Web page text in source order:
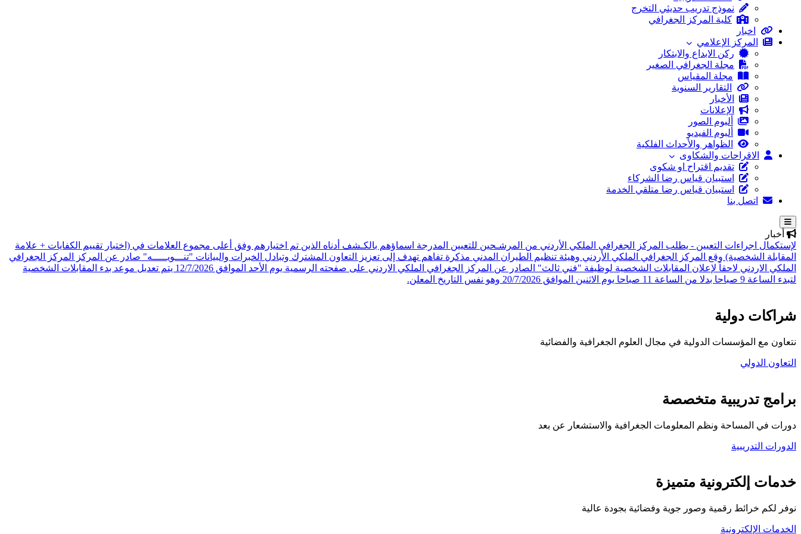
نموذج تدريب حديثي التخرج
كلية المركز الجغرافي
اخبار
المركز الإعلامي
ركن الابداع والابتكار
مجلة الجغرافي الصغير
مجلة المقياس
التقارير السنوية
الأخبار
الإعلانات
ألبوم الصور
ألبوم الفيديو
الظواهر والأحداث الفلكية
الاقراحات والشكاوى
تقديم اقتراح او شكوى
استبيان قياس رضا الشركاء
استبيان قياس رضا متلقي الخدمة
اتصل بنا
أخبار
لإستكمال اجراءات التعيين - يطلب المركز الجغرافي الملكي الأردني من المرشـحين للتعيين المدرجة اسماؤهم بالكـشف أدناه الذين تم اختيارهم وفق أعلى مجموع العلامات في (اختبار تقييم الكفايات + علامة
المقابلة الشخصية) وقع المركز الجغرافي الملكي الأردني وهيئة تنظيم الطيران المدني مذكرة تفاهم تهدف إلى تعزيز التعاون المشترك وتبادل الخبرات والبيانات "تنـــويـــــه" صادر عن المركز المركز الجغرافي
الملكي الاردني لاحقاً لإعلان المقابلات الشخصية لوظيفة "فني ثالث" الصادر عن المركز الجغرافي الملكي الاردني على صفحته الرسمية يوم الأحد الموافق 12/7/2026 يتم تعديل موعد بدء المقابلات الشخصية
لتبدء الساعة 9 صباحا بدلا من الساعة 11 صباحا يوم الاثنين الموافق 20/7/2026 وهو نفس التاريخ المعلن.
شراكات دولية
نتعاون مع المؤسسات الدولية في مجال العلوم الجغرافية والفضائية
التعاون الدولي
برامج تدريبية متخصصة
دورات في المساحة ونظم المعلومات الجغرافية والاستشعار عن بعد
الدورات التدريبية
خدمات إلكترونية متميزة
نوفر لكم خرائط رقمية وصور جوية وفضائية بجودة عالية
الخدمات الإلكترونية